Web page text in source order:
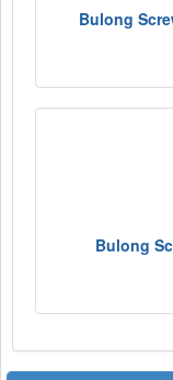
Bulong
Bulong